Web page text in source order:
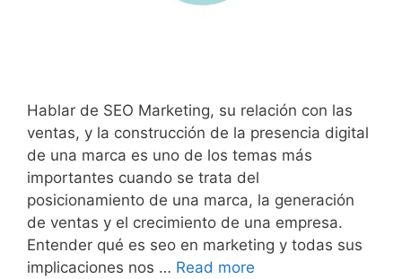
Hablar de SEO Marketing, su relación con las
ventas, y la construcción de la presencia digital
de una marca es uno de los temas más
importantes cuando se trata del
posicionamiento de una marca, la generación
de ventas y el crecimiento de una empresa.
Entender qué es seo en marketing y todas sus
implicaciones nos … Read more